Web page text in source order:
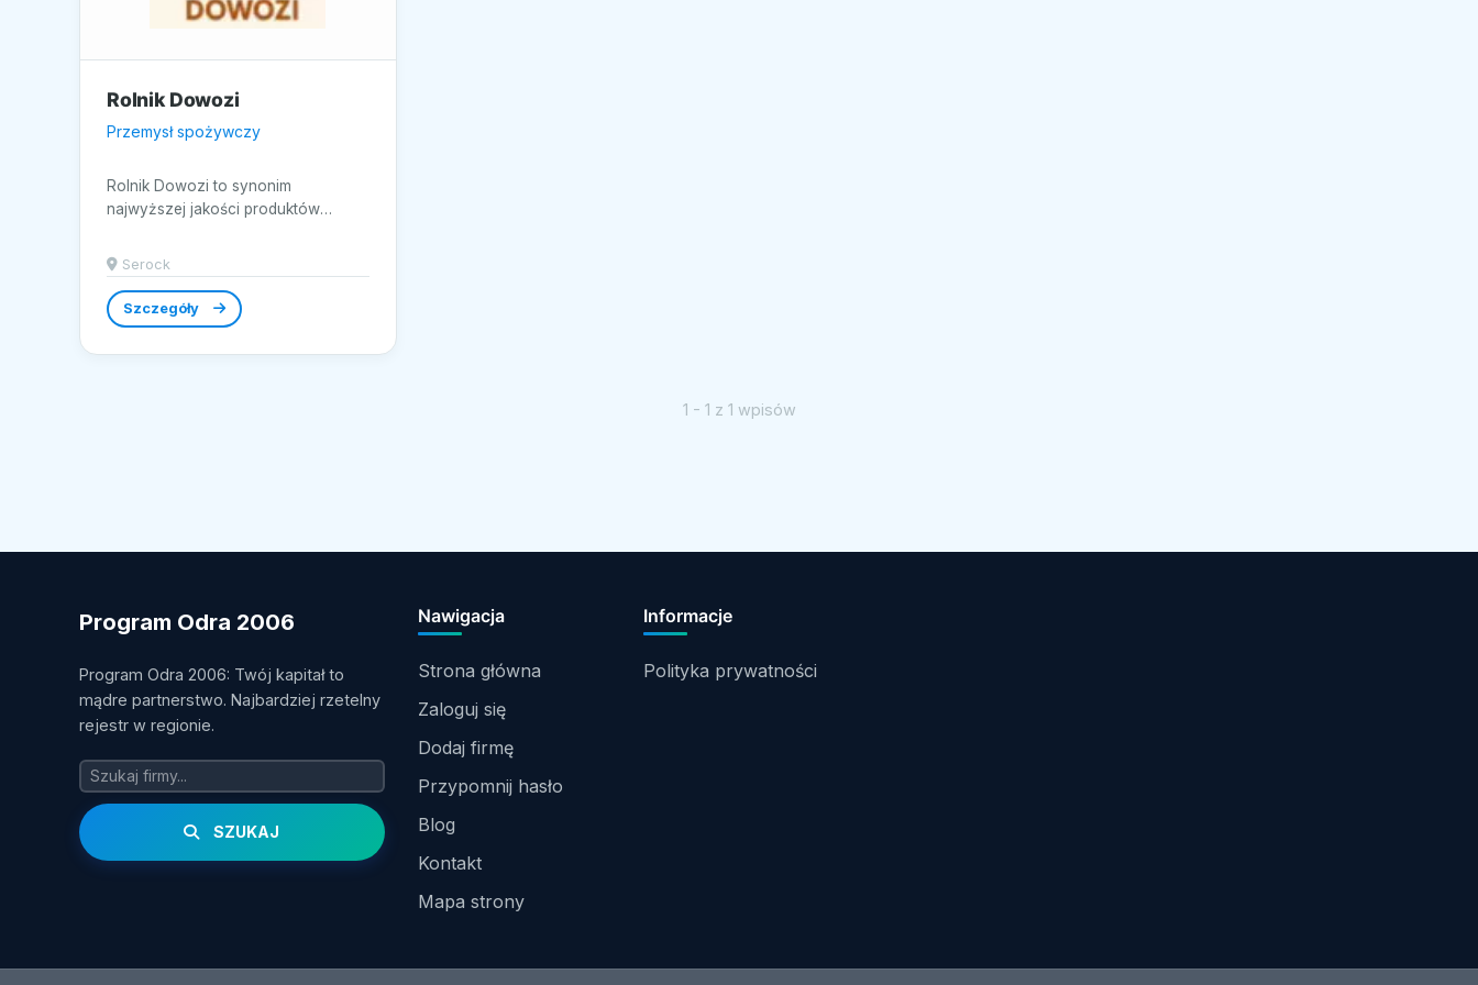
Rolnik Dowozi
Przemysł spożywczy
Rolnik Dowozi to synonim
najwyższej jakości produktów
rolników z Serocka....
Serock
Szczegóły
1 - 1 z 1 wpisów
Program Odra 2006
Program Odra 2006: Twój kapitał to
mądre partnerstwo. Najbardziej rzetelny
rejestr w regionie.
SZUKAJ
Nawigacja
Strona główna
Zaloguj się
Dodaj firmę
Przypomnij hasło
Blog
Kontakt
Mapa strony
Informacje
Polityka prywatności